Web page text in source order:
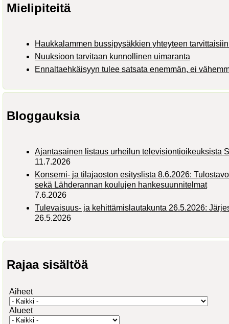
Mielipiteitä
Haukkalammen bussipysäkkien yhteyteen
Nuuksioon tarvitaan kunnollinen uimaranta
Ennaltaehkäisyyn tulee satsata enemmän, ei
Bloggauksia
Ajantasainen listaus urheilun televisiontioikeuksista
11.7.2026
Konserni- ja tilajaoston esityslista 8.6.2026:
sekä Lähderannan koulujen hankesuunnitelmat
7.6.2026
Tulevaisuus- ja kehittämislautakunta 26.5.2026:
26.5.2026
Rajaa sisältöä
Aiheet
Alueet